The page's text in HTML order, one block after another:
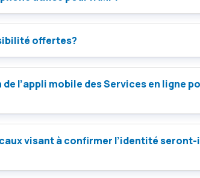
offertes?
l’appli mobile des Services en ligne
visant à confirmer l’identité seront-